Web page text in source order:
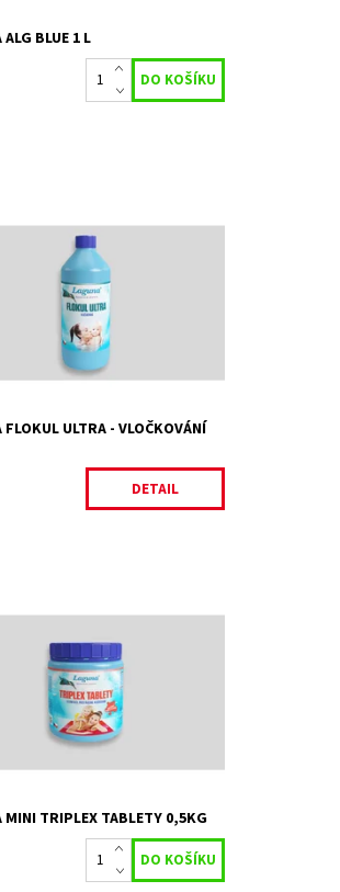
ALG BLUE 1 L
zajišťuje průzračně čistou vodu
Momentálně
nedostupné
4146
STACHEMA CZ s.r.o
2 roky
FLOKUL ULTRA - VLOČKOVÁNÍ
DETAIL
ve formě tablet, umožňuje
nečistot, likviduje řasy a
jejich růstu.
Skladem 2 ks
3900
STACHEMA CZ s.r.o
MINI TRIPLEX TABLETY 0,5KG